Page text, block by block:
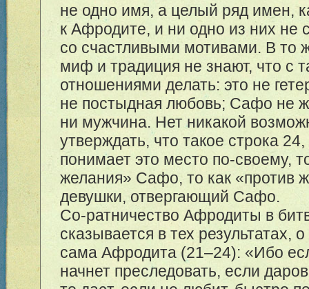
не одно имя, а целый ряд имен,
к Афродите, и ни одно из них не
со счастливыми мотивами. В то
миф и традиция не знают, что с
отношениями делать: это не
не постыдная любовь; Сафо не
ни мужчина. Нет никакой
утверждать, что такое строка
понимает это место по-своему,
желания» Сафо, то как «против
девушки, отвергающий Сафо.
Со-ратничество Афродиты в
сказывается в тех результатах,
сама Афродита (21–24): «Ибо
начнет преследовать, если